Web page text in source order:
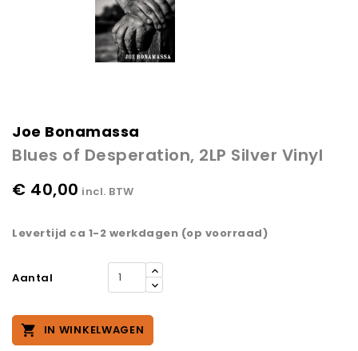
Joe Bonamassa
Blues of Desperation, 2LP Silver Vinyl
€ 40,00 incl. BTW
Levertijd ca 1-2 werkdagen (op voorraad)
Aantal
 IN WINKELWAGEN